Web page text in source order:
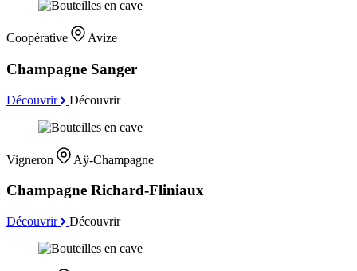
Coopérative Avize
Champagne Sanger
Découvrir Découvrir
Vigneron Aÿ-Champagne
Champagne Richard-Fliniaux
Découvrir Découvrir